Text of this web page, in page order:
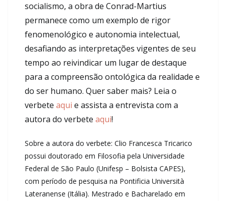
socialismo, a obra de Conrad-Martius
permanece como um exemplo de rigor
fenomenológico e autonomia intelectual,
desafiando as interpretações vigentes de seu
tempo ao reivindicar um lugar de destaque
para a compreensão ontológica da realidade e
do ser humano. Quer saber mais? Leia o
verbete aqui e assista a entrevista com a
autora do verbete aqui!
Sobre a autora do verbete: Clio Francesca Tricarico
possui doutorado em Filosofia pela Universidade
Federal de São Paulo (Unifesp – Bolsista CAPES),
com período de pesquisa na Pontificia Università
Lateranense (Itália). Mestrado e Bacharelado em